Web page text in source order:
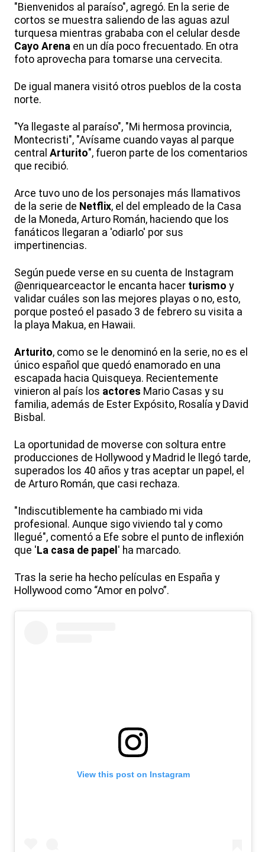
"Bienvenidos al paraíso", agregó. En la serie de
cortos se muestra saliendo de las aguas azul
turquesa mientras grababa con el celular desde
Cayo Arena en un día poco frecuentado. En otra
foto aprovecha para tomarse una cervecita.
De igual manera visitó otros pueblos de la costa
norte.
"Ya llegaste al paraíso", "Mi hermosa provincia,
Montecristi", "Avísame cuando vayas al parque
central Arturito", fueron parte de los comentarios
que recibió.
Arce tuvo uno de los personajes más llamativos
de la serie de Netflix, el del empleado de la Casa
de la Moneda, Arturo Román, haciendo que los
fanáticos llegaran a 'odiarlo' por sus
impertinencias.
Según puede verse en su cuenta de Instagram
@enriquearceactor le encanta hacer turismo y
validar cuáles son las mejores playas o no, esto,
porque posteó el pasado 3 de febrero su visita a
la playa Makua, en Hawaii.
Arturito, como se le denominó en la serie, no es el
único español que quedó enamorado en una
escapada hacia Quisqueya. Recientemente
vinieron al país los actores Mario Casas y su
familia, además de Ester Expósito, Rosalía y David
Bisbal.
La oportunidad de moverse con soltura entre
producciones de Hollywood y Madrid le llegó tarde,
superados los 40 años y tras aceptar un papel, el
de Arturo Román, que casi rechaza.
"Indiscutiblemente ha cambiado mi vida
profesional. Aunque sigo viviendo tal y como
llegué", comentó a Efe sobre el punto de inflexión
que ' La casa de papel ' ha marcado.
Tras la serie ha hecho películas en España y
Hollywood como “Amor en polvo”.
View this post on Instagram